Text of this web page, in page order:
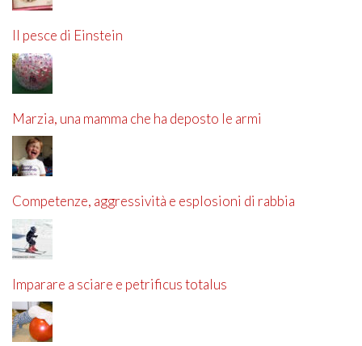
Il pesce di Einstein
Marzia, una mamma che ha deposto le armi
Competenze, aggressività e esplosioni di rabbia
Imparare a sciare e petrificus totalus